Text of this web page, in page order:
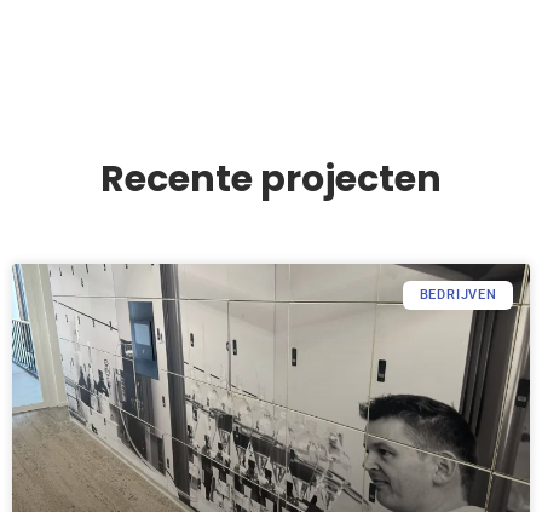
Recente projecten
BEDRIJVEN